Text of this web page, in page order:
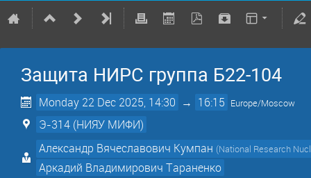
Защита НИРС группа Б22-104
Monday 22 Dec 2025, 14:30 → 16:15 Europe/Moscow
Э-314 (НИЯУ МИФИ)
Александр Вячеславович Кумпан (National Research
Аркадий Владимирович Тараненко